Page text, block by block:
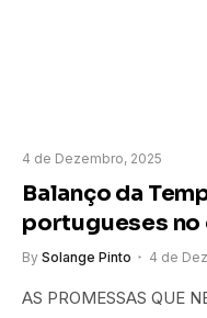
4 de Dezembro, 2025
Balanço da
portugueses
By Solange Pinto 4 de
AS PROMESSAS QUE